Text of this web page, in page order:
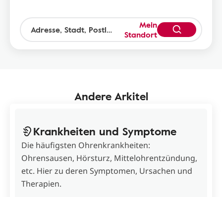
Mein
Standort
Andere Arkitel
Krankheiten und Symptome
Die häufigsten Ohrenkrankheiten:
Ohrensausen, Hörsturz, Mittelohrentzündung,
etc. Hier zu deren Symptomen, Ursachen und
Therapien.